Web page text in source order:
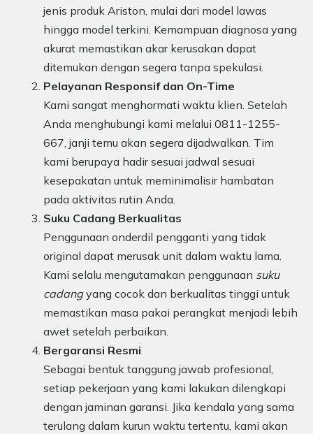
jenis produk Ariston, mulai dari model lawas
hingga model terkini. Kemampuan diagnosa yang
akurat memastikan akar kerusakan dapat
ditemukan dengan segera tanpa spekulasi.
Pelayanan Responsif dan On-Time
Kami sangat menghormati waktu klien. Setelah
Anda menghubungi kami melalui 0811-1255-
667, janji temu akan segera dijadwalkan. Tim
kami berupaya hadir sesuai jadwal sesuai
kesepakatan untuk meminimalisir hambatan
pada aktivitas rutin Anda.
Suku Cadang Berkualitas
Penggunaan onderdil pengganti yang tidak
original dapat merusak unit dalam waktu lama.
Kami selalu mengutamakan penggunaan suku
cadangyang cocok dan berkualitas tinggi untuk
memastikan masa pakai perangkat menjadi lebih
awet setelah perbaikan.
Bergaransi Resmi
Sebagai bentuk tanggung jawab profesional,
setiap pekerjaan yang kami lakukan dilengkapi
dengan jaminan garansi. Jika kendala yang sama
terulang dalam kurun waktu tertentu, kami akan